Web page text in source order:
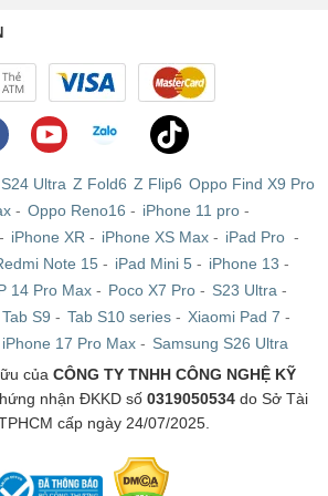
S24 Ultra Z Fold6 Z Flip6 Oppo Find X9 Pro
- Oppo Reno16 - iPhone 11 pro-
iPhone XR- iPhone XS Max- iPad Pro -
Note 15 - iPad Mini 5 - iPhone 13 -
14 Pro Max - Poco X7 Pro - S23 Ultra -
Tab S9 - Tab S10 series - Xiaomi Pad 7 -
iPhone 17 Pro Max- Samsung S26 Ultra
của CÔNG TY TNHH CÔNG NGHỆ KỸ
nhận ĐKKD số 0319050534 do Sở Tài
cấp ngày 24/07/2025.